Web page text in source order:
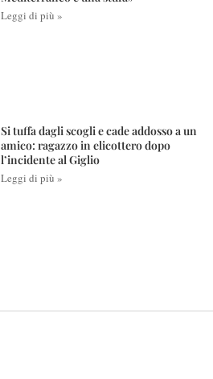
Leggi di più »
Si tuffa dagli scogli e cade addosso a un
amico: ragazzo in elicottero dopo
l’incidente al Giglio
Leggi di più »